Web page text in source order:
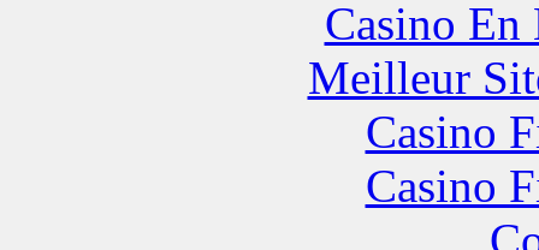
Casino
Meilleur
Casino
Casino